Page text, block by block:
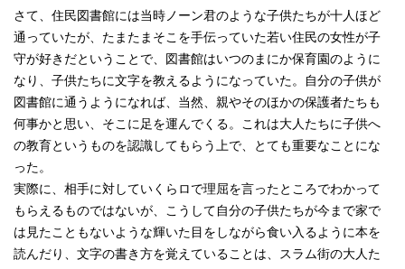
さて、住民図書館には当時ノーン君のような子供たちが十人ほど
通っていたが、たまたまそこを手伝っていた若い住民の女性が子
守が好きだということで、図書館はいつのまにか保育園のように
なり、子供たちに文字を教えるようになっていた。自分の子供が
図書館に通うようになれば、当然、親やそのほかの保護者たちも
何事かと思い、そこに足を運んでくる。これは大人たちに子供へ
の教育というものを認識してもらう上で、とても重要なことにな
った。
実際に、相手に対していくらロで理屈を言ったところでわかって
もらえるものではないが、こうして自分の子供たちが今まで家で
は見たこともないような輝いた目をしながら食い入るように本を
読んだり、文字の書き方を覚えていることは、スラム街の大人た